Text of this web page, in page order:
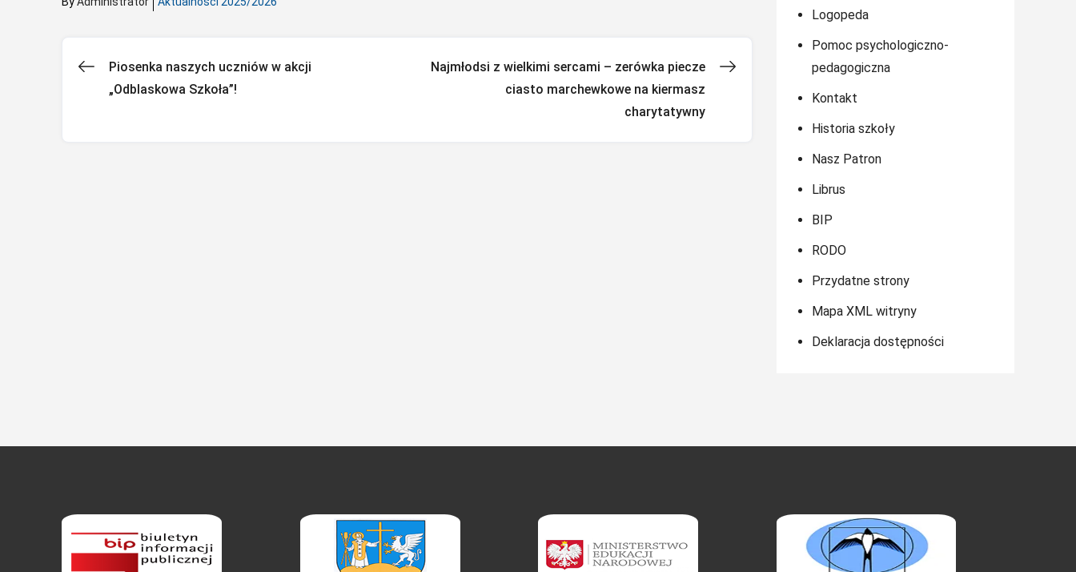
Nawigacja
Piosenka naszych uczniów w akcji
„Odblaskowa Szkoła”!
Najmłodsi z wielkimi sercami – zerówka piecze
ciasto marchewkowe na kiermasz
charytatywny
Logopeda
Pomoc psychologiczno-
pedagogiczna
Kontakt
Historia szkoły
Nasz Patron
Librus
BIP
RODO
Przydatne strony
Mapa XML witryny
Deklaracja dostępności